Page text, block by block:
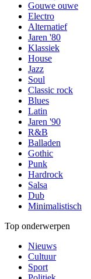
Gouwe ouwe
Electro
Alternatief
Jaren '80
Klassiek
House
Jazz
Soul
Classic rock
Blues
Latin
Jaren '90
R&B
Balladen
Gothic
Punk
Hardrock
Salsa
Dub
Minimalistisch
Top onderwerpen
Nieuws
Cultuur
Sport